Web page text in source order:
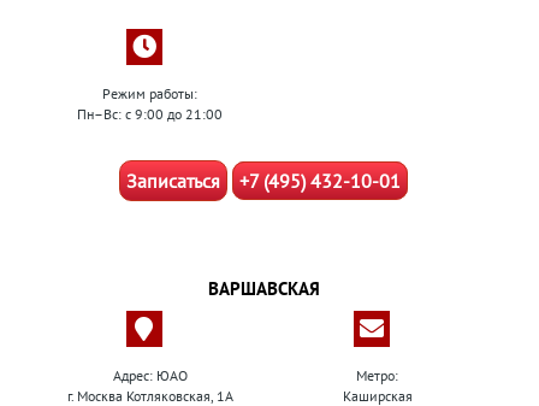
Режим работы:
Пн–Вс: с 9:00 до 21:00
Записаться +7 (495) 432-10-01
ВАРШАВСКАЯ
Адрес: ЮАО
г. Москва Котляковская, 1А
Метро:
Каширская